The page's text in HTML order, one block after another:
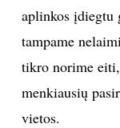
MUZIKA
TEATRAS
SPORTAS
aplinkos įdiegtu
tampame
tikro norime
menkiausių
vietos.